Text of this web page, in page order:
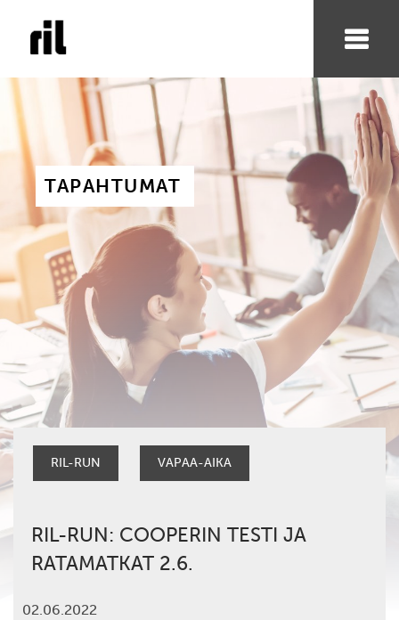
TAPAHTUMAT
RIL-RUN VAPAA-AIKA
RIL-RUN: COOPERIN TESTI JA
RATAMATKAT 2.6.
02.06.2022